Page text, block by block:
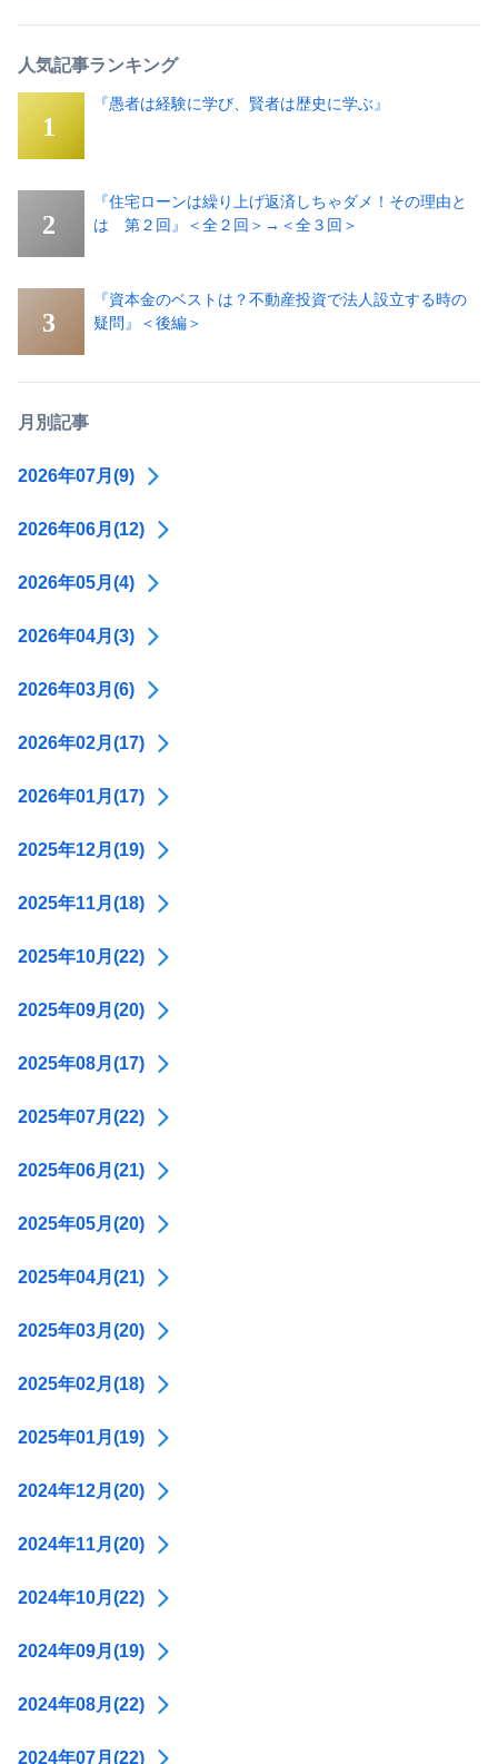
人気記事ランキング
『愚者は経験に学び、賢者は歴史に学ぶ』
『住宅ローンは繰り上げ返済しちゃダメ！その理由と
は 第２回』＜全２回＞→＜全３回＞
『資本金のベストは？不動産投資で法人設立する時の
疑問』＜後編＞
月別記事
2026年07月(9)
2026年06月(12)
2026年05月(4)
2026年04月(3)
2026年03月(6)
2026年02月(17)
2026年01月(17)
2025年12月(19)
2025年11月(18)
2025年10月(22)
2025年09月(20)
2025年08月(17)
2025年07月(22)
2025年06月(21)
2025年05月(20)
2025年04月(21)
2025年03月(20)
2025年02月(18)
2025年01月(19)
2024年12月(20)
2024年11月(20)
2024年10月(22)
2024年09月(19)
2024年08月(22)
2024年07月(22)